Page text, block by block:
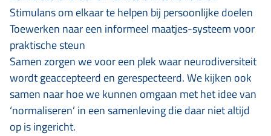
Stimulans om elkaar te helpen bij persoonlijke doelen
Toewerken naar een informeel maatjes-systeem voor
praktische steun
Samen zorgen we voor een plek waar neurodiversiteit
wordt geaccepteerd en gerespecteerd. We kijken ook
samen naar hoe we kunnen omgaan met het idee van
‘normaliseren’ in een samenleving die daar niet altijd
op is ingericht.